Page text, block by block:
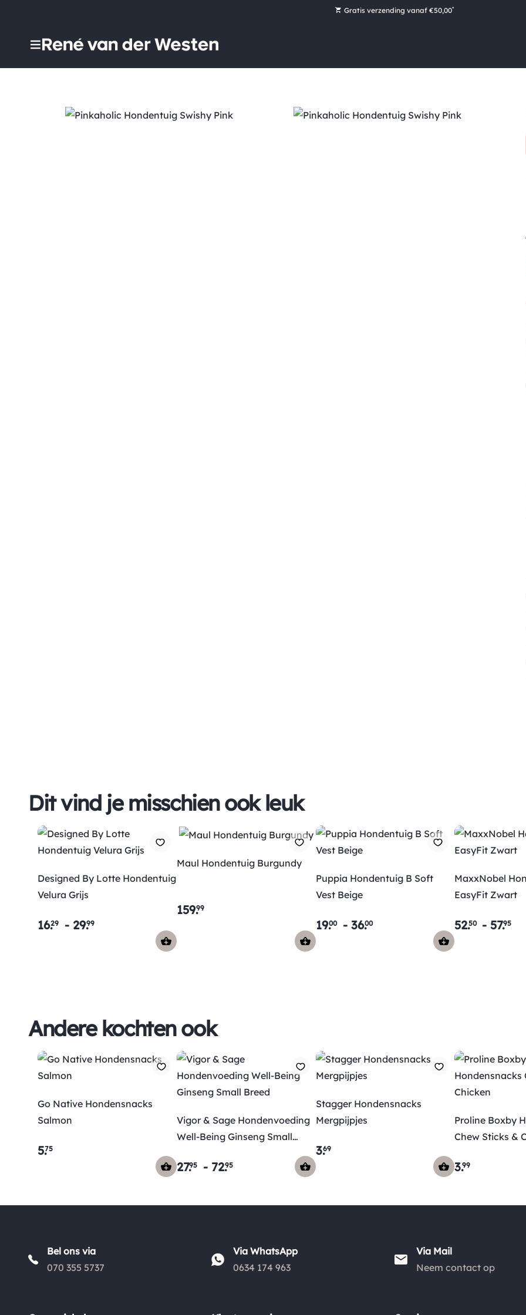
Gratis verzending vanaf €50,00*
Dit vind je misschien ook leuk
Designed By Lotte Hondentuig
Velura Grijs
16.29 - 29.99
Maul Hondentuig Burgundy
159.99
Puppia Hondentuig B Soft
Vest Beige
19.00 - 36.00
MaxxNobel
EasyFit Zwart
52.50 -57.95
Andere kochten ook
Go Native Hondensnacks
Salmon
5.75
Vigor & Sage Hondenvoeding
Well-Being Ginseng Small
27.95 - 72.95
Stagger Hondensnacks
Mergpijpjes
3.69
Proline Boxby
Chew Sticks &
3.99
Bel ons via
070 355 5737
Via WhatsApp
0634 174 963
Via Mail
Neem contact op